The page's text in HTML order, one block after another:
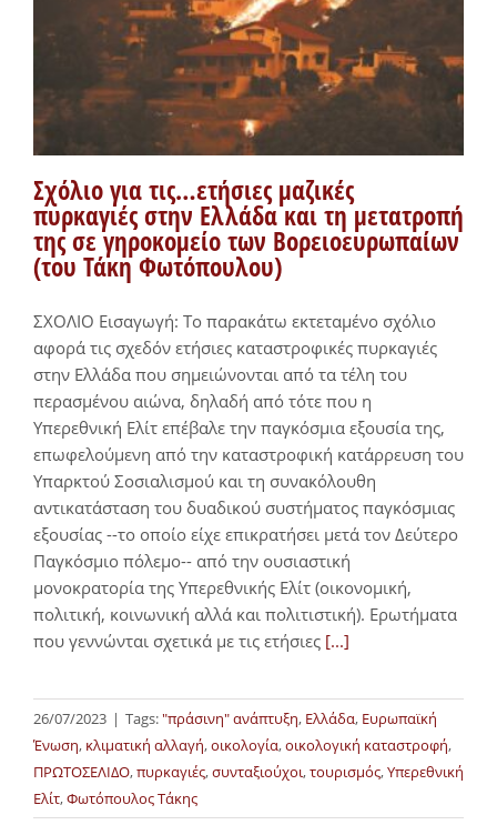
Σχόλιο για τις…ετήσιες μαζικές
πυρκαγιές στην Ελλάδα και τη μετατροπή
της σε γηροκομείο των Βορειοευρωπαίων
(του Τάκη Φωτόπουλου)
ΣΧΟΛΙΟ Εισαγωγή: Το παρακάτω εκτεταμένο σχόλιο
αφορά τις σχεδόν ετήσιες καταστροφικές πυρκαγιές
στην Ελλάδα που σημειώνονται από τα τέλη του
περασμένου αιώνα, δηλαδή από τότε που η
Υπερεθνική Ελίτ επέβαλε την παγκόσμια εξουσία της,
επωφελούμενη από την καταστροφική κατάρρευση του
Υπαρκτού Σοσιαλισμού και τη συνακόλουθη
αντικατάσταση του δυαδικού συστήματος παγκόσμιας
εξουσίας --το οποίο είχε επικρατήσει μετά τον Δεύτερο
Παγκόσμιο πόλεμο-- από την ουσιαστική
μονοκρατορία της Υπερεθνικής Ελίτ (οικονομική,
πολιτική, κοινωνική αλλά και πολιτιστική). Ερωτήματα
που γεννώνται σχετικά με τις ετήσιες [...]
26/07/2023 | Tags:"πράσινη" ανάπτυξη, Ελλάδα, Ευρωπαϊκή
Ένωση, κλιματική αλλαγή,οικολογία,οικολογική καταστροφή,
ΠΡΩΤΟΣΕΛΙΔΟ,πυρκαγιές,συνταξιούχοι,τουρισμός,Υπερεθνική
Ελίτ,Φωτόπουλος Τάκης